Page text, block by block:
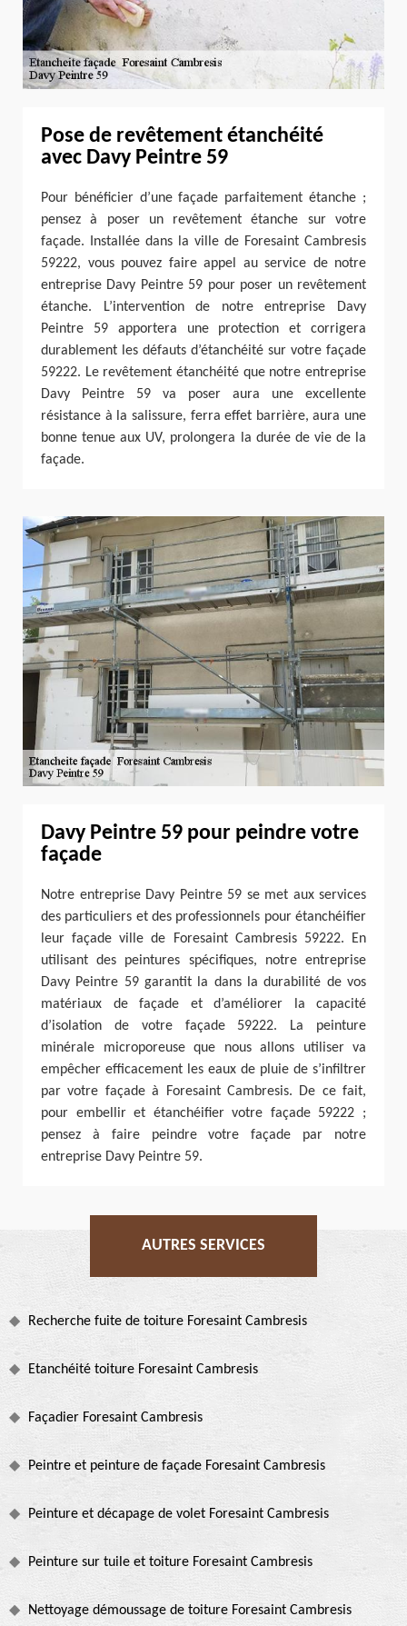
Pose de revêtement étanchéité
avec Davy Peintre 59
Pour bénéficier d’une façade parfaitement étanche ;
pensez à poser un revêtement étanche sur votre
façade. Installée dans la ville de Foresaint Cambresis
59222, vous pouvez faire appel au service de notre
entreprise Davy Peintre 59 pour poser un revêtement
étanche. L’intervention de notre entreprise Davy
Peintre 59 apportera une protection et corrigera
durablement les défauts d’étanchéité sur votre façade
59222. Le revêtement étanchéité que notre entreprise
Davy Peintre 59 va poser aura une excellente
résistance à la salissure, ferra effet barrière, aura une
bonne tenue aux UV, prolongera la durée de vie de la
façade.
Davy Peintre 59 pour peindre votre
façade
Notre entreprise Davy Peintre 59 se met aux services
des particuliers et des professionnels pour étanchéifier
leur façade ville de Foresaint Cambresis 59222. En
utilisant des peintures spécifiques, notre entreprise
Davy Peintre 59 garantit la dans la durabilité de vos
matériaux de façade et d’améliorer la capacité
d’isolation de votre façade 59222. La peinture
minérale microporeuse que nous allons utiliser va
empêcher efficacement les eaux de pluie de s’infiltrer
par votre façade à Foresaint Cambresis. De ce fait,
pour embellir et étanchéifier votre façade 59222 ;
pensez à faire peindre votre façade par notre
entreprise Davy Peintre 59.
AUTRES SERVICES
Recherche fuite de toiture Foresaint Cambresis
Etanchéité toiture Foresaint Cambresis
Façadier Foresaint Cambresis
Peintre et peinture de façade Foresaint Cambresis
Peinture et décapage de volet Foresaint Cambresis
Peinture sur tuile et toiture Foresaint Cambresis
Nettoyage démoussage de toiture Foresaint Cambresis